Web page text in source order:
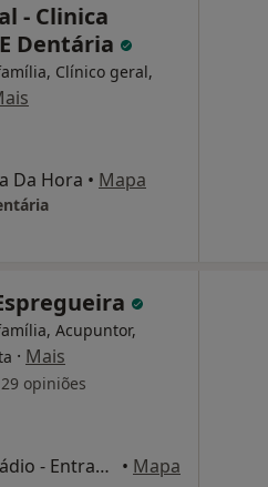
- Clinica
Dentária
Clínico geral,
Da Hora • Mapa
Acupuntor,
· Mais
29 opiniões
Via Futebol Clube Porto Estádio - Entrada Nascente, piso -3, Porto • Mapa